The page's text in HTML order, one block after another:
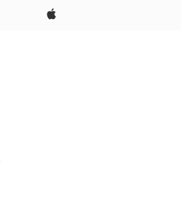
Apple‏